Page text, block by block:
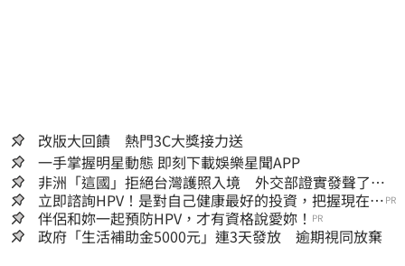
改版大回饋 熱門3C大獎接力送
一手掌握明星動態 即刻下載娛樂星聞APP
非洲「這國」拒絕台灣護照入境 外交部證實發聲了：
持續交涉聯繫
立即諮詢HPV！是對自己健康最好的投資，把握現在不
嫌晚！
PR
伴侶和妳一起預防HPV，才有資格說愛妳！ PR
政府「生活補助金5000元」連3天發放 逾期視同放棄